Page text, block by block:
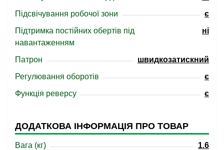
Підсвічування робочої зони
є
Підтримка постійних обертів під
навантаженням
ні
Патрон
швидкозатискний
Регулювання оборотів
є
Функція реверсу
є
ДОДАТКОВА ІНФОРМАЦІЯ ПРО ТОВАР
Вага (кг)
1.6